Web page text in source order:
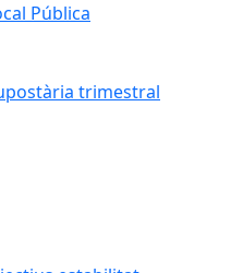
Pública
trimestral